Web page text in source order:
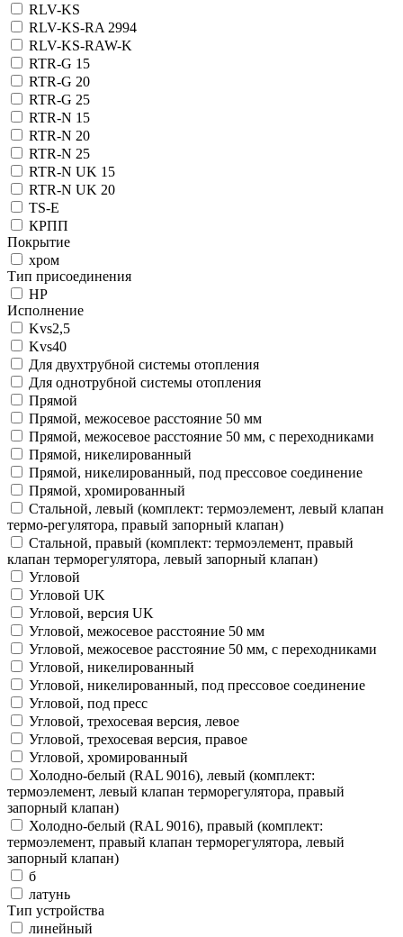
RLV-KS
RLV-KS-RA 2994
RLV-KS-RAW-K
RTR-G 15
RTR-G 20
RTR-G 25
RTR-N 15
RTR-N 20
RTR-N 25
RTR-N UK 15
RTR-N UK 20
TS-E
КРПП
Покрытие
хром
Тип присоединения
НР
Исполнение
Kvs2,5
Kvs40
Для двухтрубной системы отопления
Для однотрубной системы отопления
Прямой
Прямой, межосевое расстояние 50 мм
Прямой, межосевое расстояние 50 мм, с переходниками
Прямой, никелированный
Прямой, никелированный, под прессовое соединение
Прямой, хромированный
Стальной, левый (комплект: термоэлемент, левый клапан
термо-регулятора, правый запорный клапан)
Стальной, правый (комплект: термоэлемент, правый
клапан терморегулятора, левый запорный клапан)
Угловой
Угловой UK
Угловой, версия UK
Угловой, межосевое расстояние 50 мм
Угловой, межосевое расстояние 50 мм, с переходниками
Угловой, никелированный
Угловой, никелированный, под прессовое соединение
Угловой, под пресс
Угловой, трехосевая версия, левое
Угловой, трехосевая версия, правое
Угловой, хромированный
Холодно-белый (RAL 9016), левый (комплект:
термоэлемент, левый клапан терморегулятора, правый
запорный клапан)
Холодно-белый (RAL 9016), правый (комплект:
термоэлемент, правый клапан терморегулятора, левый
запорный клапан)
б
латунь
Тип устройства
линейный